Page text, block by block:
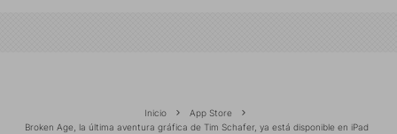
Inicio
App Store
Broken Age, la última aventura gráfica de Tim Schafer, ya está disponible en iPad